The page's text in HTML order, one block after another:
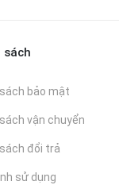
sách
bảo mật
vận chuyển
đổi trả
sử dụng